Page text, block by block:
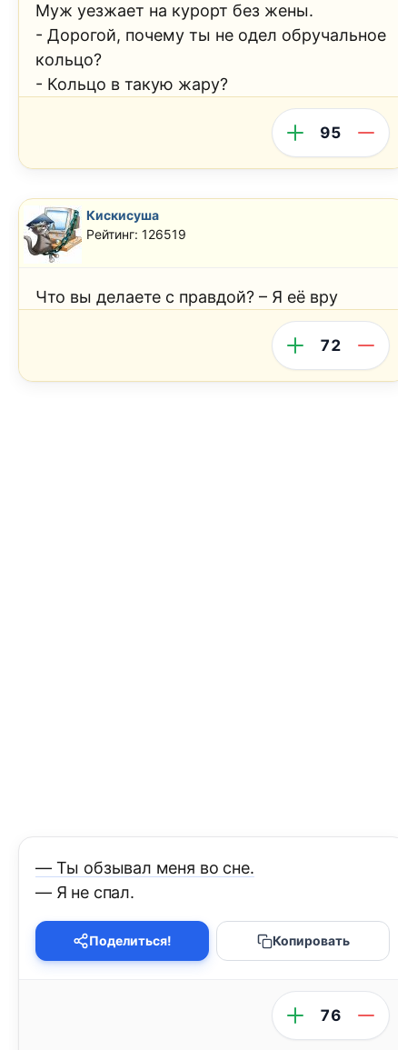
Муж уезжает на курорт без жены.
- Дорогой, почему ты не одел обручальное
кольцо?
- Кольцо в такую жару?
95
Кискисуша
Рейтинг: 126519
Что вы делаете с правдой? – Я её вру
72
— Ты обзывал меня во сне.
— Я не спал.
Поделиться! Копировать
76